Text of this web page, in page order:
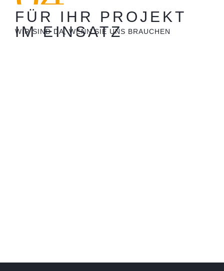
FÜR IHR PROJEKT
IM EINSATZ
WIR SIND DA, WENN SIE UNS BRAUCHEN